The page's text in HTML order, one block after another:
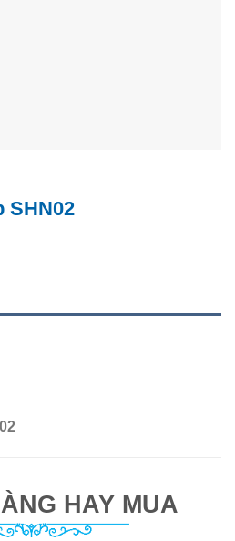
SHN02
HAY MUA